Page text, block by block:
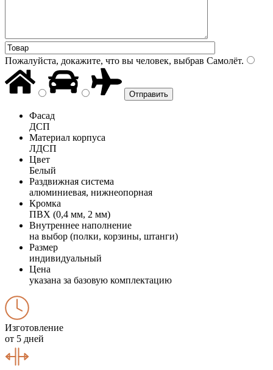
Пожалуйста, докажите, что вы человек, выбрав Самолёт.
Фасад
ДСП
Материал корпуса
ЛДСП
Цвет
Белый
Раздвижная система
алюминиевая, нижнеопорная
Кромка
ПВХ (0,4 мм, 2 мм)
Внутреннее наполнение
на выбор (полки, корзины, штанги)
Размер
индивидуальный
Цена
указана за базовую комплектацию
Изготовление
от 5 дней